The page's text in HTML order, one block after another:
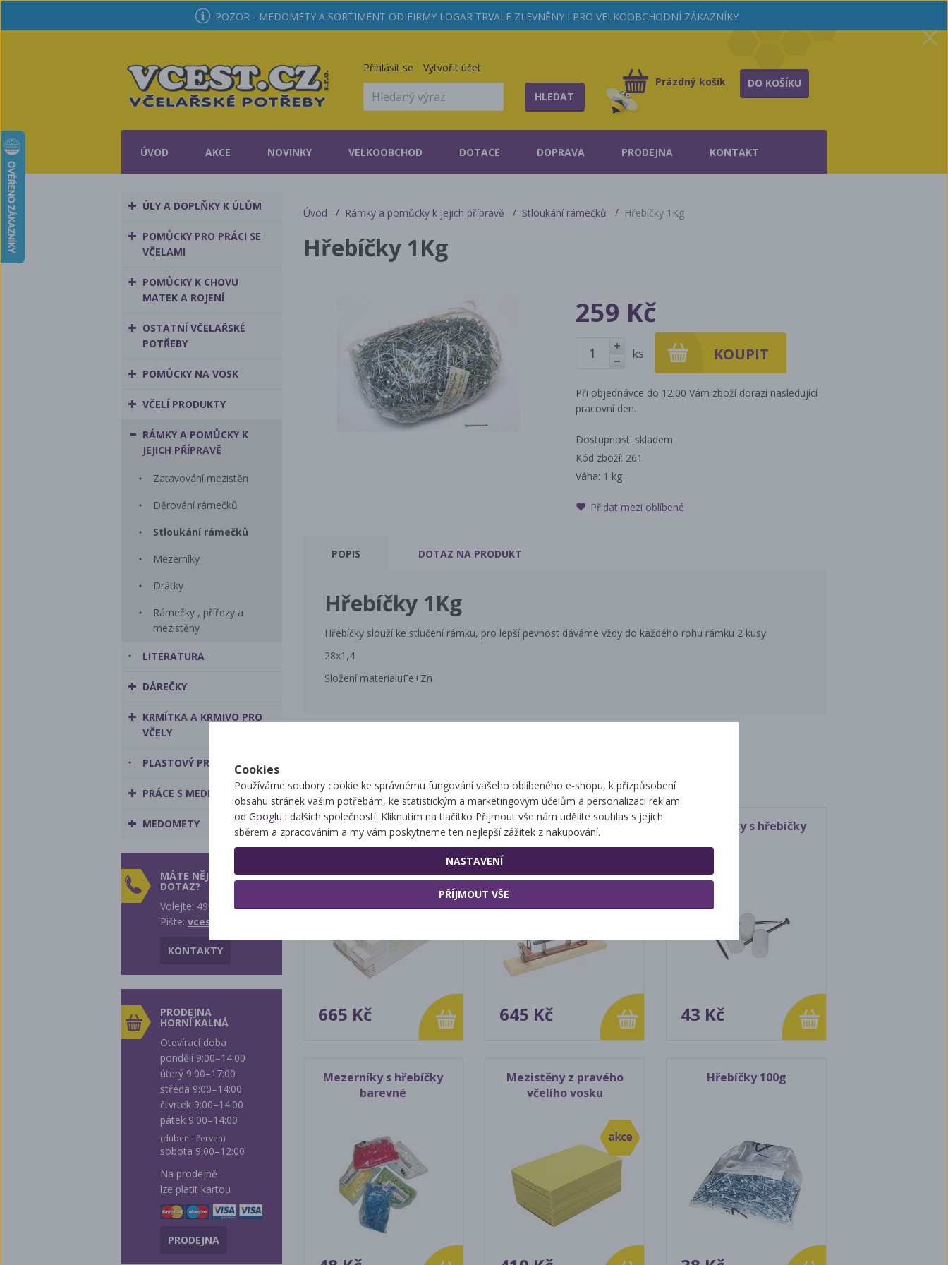
POZOR - MEDOMETY A SORTIMENT OD FIRMY LOGAR TRVALE ZLEVNĚNY I PRO VELKOOBCHODNÍ ZÁKAZNÍKY
Přihlásit se Vytvořit účet
HLEDAT
Prázdný košík DO KOŠÍKU
ÚVOD AKCE NOVINKY VELKOOBCHOD DOTACE DOPRAVA PRODEJNA KONTAKT
ÚLY A DOPLŇKY K ÚLŮM
POMŮCKY PRO PRÁCI SE
VČELAMI
POMŮCKY K CHOVU
MATEK A ROJENÍ
OSTATNÍ VČELAŘSKÉ
POTŘEBY
POMŮCKY NA VOSK
VČELÍ PRODUKTY
RÁMKY A POMŮCKY K
JEJICH PŘÍPRAVĚ
Zatavování mezistěn
Děrování rámečků
Stloukání rámečků
Mezerníky
Drátky
Rámečky , přířezy a
mezistěny
LITERATURA
DÁREČKY
KRMÍTKA A KRMIVO PRO
VČELY
PLASTOVÝ PROGRAM
PRÁCE S MEDEM
MEDOMETY
MÁTE NĚJAKÝ
DOTAZ?
Volejte: 499 431 242
Pište: vcest@vcest.cz
KONTAKTY
PRODEJNA
HORNÍ KALNÁ
Otevírací doba
pondělí 9:00–14:00
úterý 9:00–17:00
středa 9:00–14:00
čtvrtek 9:00–14:00
pátek 9:00–14:00
(duben - červen)
sobota 9:00–12:00
Na prodejně
lze platit kartou
PRODEJNA
Úvod Rámky a pomůcky k jejich přípravě Stloukání rámečků Hřebíčky 1Kg
Hřebíčky 1Kg
259 Kč
+
ks
Při objednávce do 12:00 Vám zboží dorazí nasledující
pracovní den.
Dostupnost: skladem
Kód zboží: 261
Váha: 1 kg
Přidat mezi oblíbené
POPIS DOTAZ NA PRODUKT
Hřebíčky 1Kg
Hřebíčky slouží ke stlučení rámku, pro lepší pevnost dáváme vždy do každého rohu rámku 2 kusy.
28x1,4
Složení materialuFe+Zn
Přířezy
665 Kč
Děrovač rámků
645 Kč
Mezerníky s hřebíčky
43 Kč
Mezerníky s hřebíčky
barevné
Mezistěny z pravého
včelího vosku
Hřebíčky 100g
Cookies
Používáme soubory cookie ke správnému fungování vašeho oblíbeného e-shopu, k přizpůsobení
obsahu stránek vašim potřebám, ke statistickým a marketingovým účelům a personalizaci reklam
od Googlu i dalších společností. Kliknutím na tlačítko Přijmout vše nám udělíte souhlas s jejich
sběrem a zpracováním a my vám poskytneme ten nejlepší zážitek z nakupování.
NASTAVENÍ
PŘÍJMOUT VŠE